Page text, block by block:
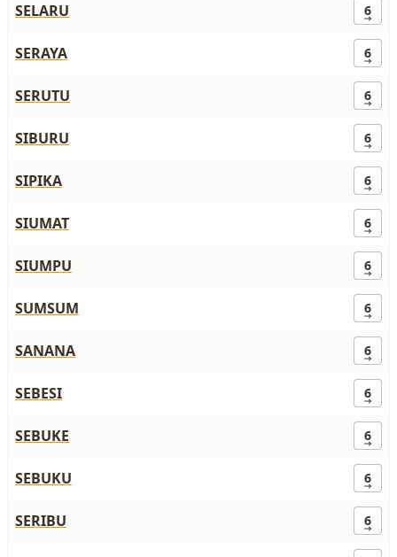
SELARU 6
SERAYA 6
SERUTU 6
SIBURU 6
SIPIKA 6
SIUMAT 6
SIUMPU 6
SUMSUM 6
SANANA 6
SEBESI 6
SEBUKE 6
SEBUKU 6
SERIBU 6